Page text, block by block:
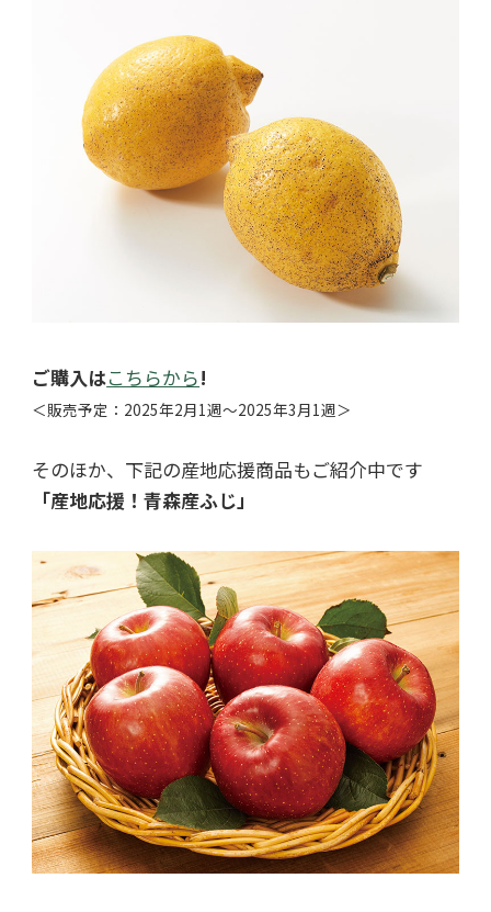
ご購入はこちらから!
＜販売予定：2025年2月1週～2025年3月1週＞
そのほか、下記の産地応援商品もご紹介中です
「産地応援！青森産ふじ」